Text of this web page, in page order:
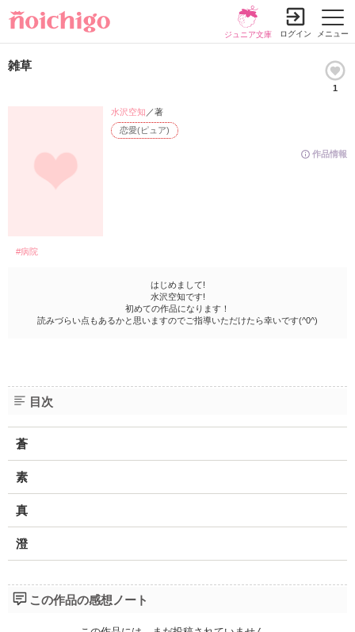
メニュー
ジュニア文庫 ログイン
雑草
1
作品情報
恋愛(ピュア)
水沢空知 ／著
#病院
はじめまして!
水沢空知です!
初めての作品になります！
読みづらい点もあるかと思いますのでご指導いただけたら幸いです(^0^)
目次
蒼
素
真
澄
この作品の感想ノート